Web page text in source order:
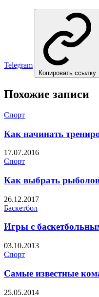
Telegram
Копировать ссылку
Похожие записи
Спорт
Как начинать
17.07.2016
Спорт
Как выбрать
26.12.2017
Баскетбол
Игры с
03.10.2013
Спорт
Самые известные
25.05.2014